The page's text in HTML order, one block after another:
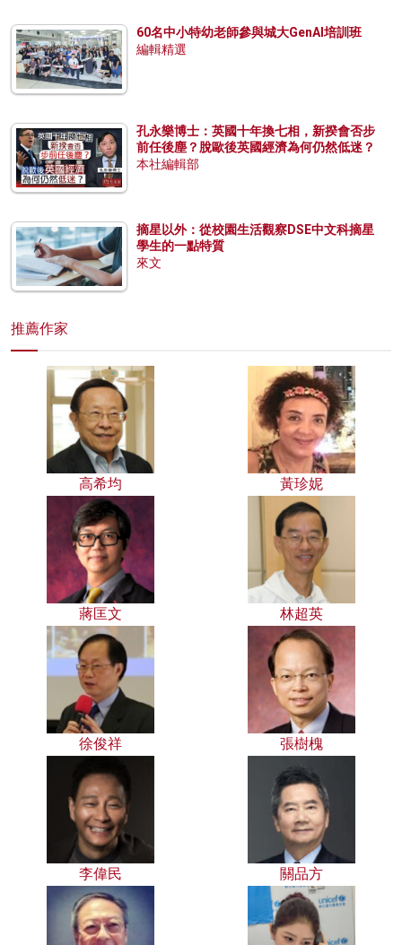
60名中小特幼老師參與城大GenAI培訓班
編輯精選
孔永樂博士：英國十年換七相，新揆會否步
前任後塵？脫歐後英國經濟為何仍然低迷？
本社編輯部
摘星以外：從校園生活觀察DSE中文科摘星
學生的一點特質
來文
推薦作家
高希均 黃珍妮
蔣匡文 林超英
徐俊祥 張樹槐
李偉民 關品方